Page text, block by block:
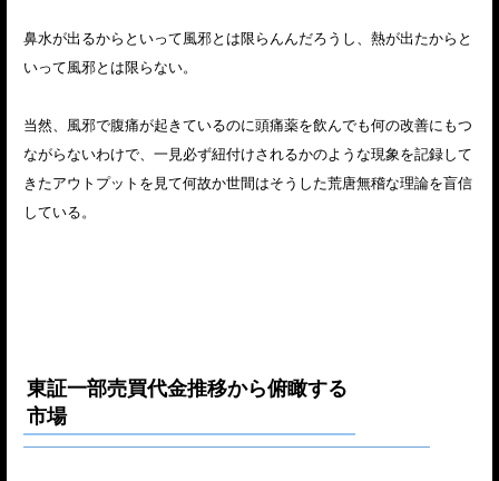
鼻水が出るからといって風邪とは限らんんだろうし、熱が出たからと
いって風邪とは限らない。
当然、風邪で腹痛が起きているのに頭痛薬を飲んでも何の改善にもつ
ながらないわけで、一見必ず紐付けされるかのような現象を記録して
きたアウトプットを見て何故か世間はそうした荒唐無稽な理論を盲信
している。
東証一部売買代金推移から俯瞰する
市場